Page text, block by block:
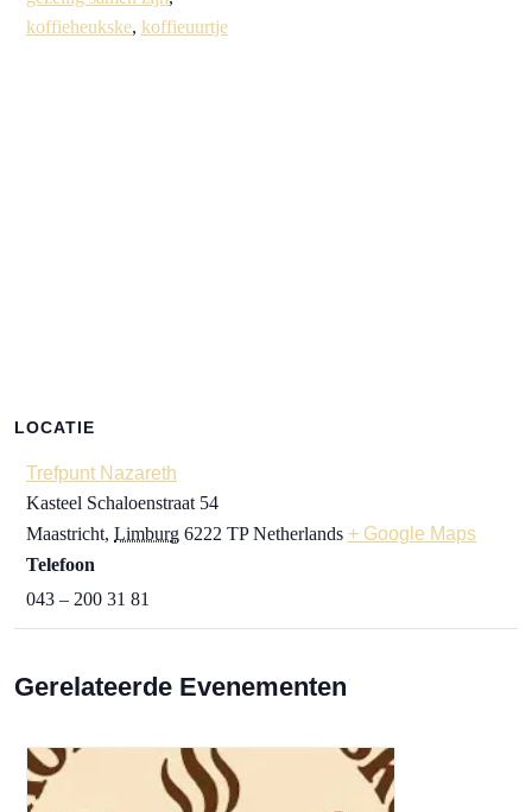
koffieheukske, koffieuurtje
LOCATIE
Trefpunt Nazareth
Kasteel Schaloenstraat 54
Maastricht, Limburg 6222 TP Netherlands + Google Maps
Telefoon
043 – 200 31 81
Gerelateerde Evenementen